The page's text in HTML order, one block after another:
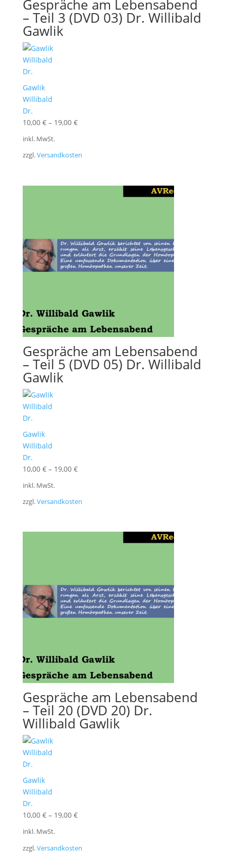
Gespräche am Lebensabend
– Teil 3 (DVD 03) Dr. Willibald
Gawlik
Gawlik
Willibald
Dr.
10,00 €– 19,00 €
inkl. MwSt.
zzgl.Versandkosten
Gespräche am Lebensabend
– Teil 5 (DVD 05) Dr. Willibald
Gawlik
Gawlik
Willibald
Dr.
10,00 €– 19,00 €
inkl. MwSt.
zzgl.Versandkosten
Gespräche am Lebensabend
– Teil 20 (DVD 20) Dr.
Willibald Gawlik
Gawlik
Willibald
Dr.
10,00 €– 19,00 €
inkl. MwSt.
zzgl.Versandkosten